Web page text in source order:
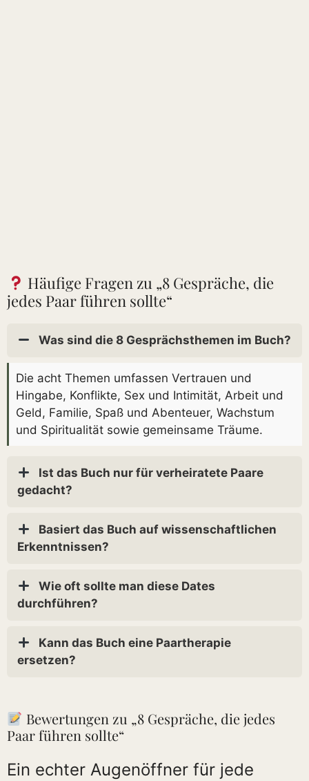
Häufige Fragen zu „8 Gespräche, die
jedes Paar führen sollte“
Was sind die 8 Gesprächsthemen im Buch?
Die acht Themen umfassen Vertrauen und
Hingabe, Konflikte, Sex und Intimität, Arbeit und
Geld, Familie, Spaß und Abenteuer, Wachstum
und Spiritualität sowie gemeinsame Träume.
gedacht?
Erkenntnissen?
Wie oft sollte man diese Dates
durchführen?
ersetzen?
Bewertungen zu „8 Gespräche, die jedes
Paar führen sollte“
Ein echter Augenöffner für jede